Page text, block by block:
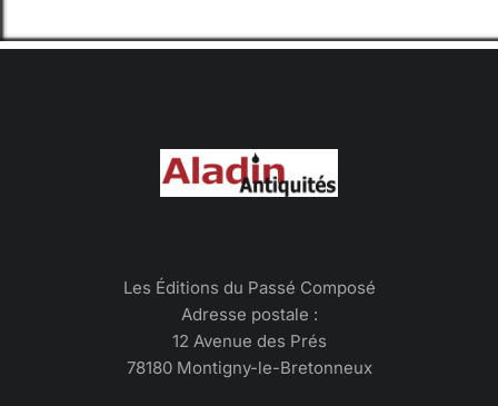
Les Éditions du Passé Composé
Adresse postale :
12 Avenue des Prés
78180 Montigny-le-Bretonneux